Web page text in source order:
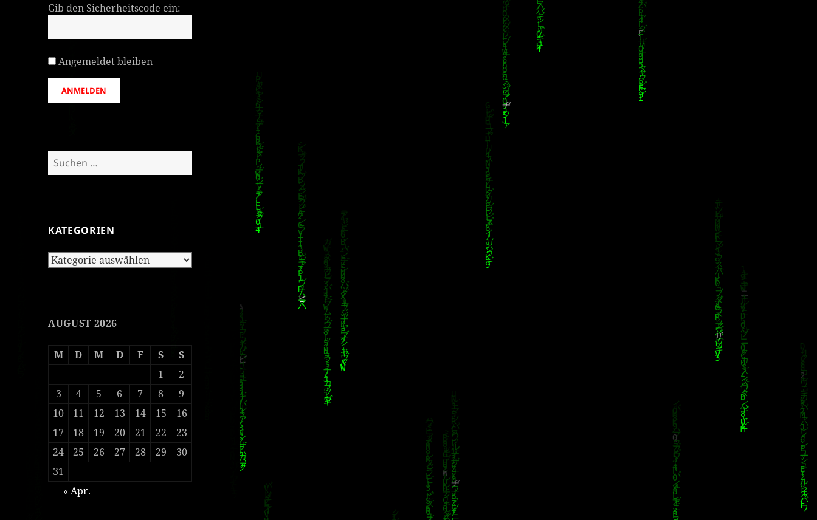
Gib den Sicherheitscode ein:
Angemeldet bleiben
ANMELDEN
Suchen
nach:
KATEGORIEN
Kategorien
AUGUST 2026
M D M D F S
S
1
2
3
4 5 6 7 8
9
10
11 12 13 14 15
16
17
18 19 20 21 22
23
24
25 26 27 28 29
30
31
« Apr.